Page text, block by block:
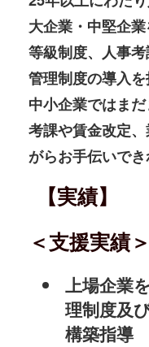
大企業・中堅企
等級制度、人事
管理制度の導入を
中小企業ではま
考課や賃金改定
がらお手伝いでき
【実績】
＜支援実績＞
上場企業
理制度及
構築指導